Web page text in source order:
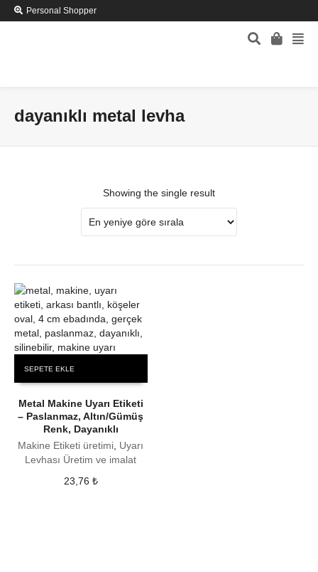
Personal Shopper
dayanıklı metal levha
Showing the single result
SEPETE EKLE
Metal Makine Uyarı Etiketi
– Paslanmaz, Altın/Gümüş
Renk, Dayanıklı
Makine Etiketi üretimi Uyarı
Levhası Üretim ve imalat
23,76 ₺